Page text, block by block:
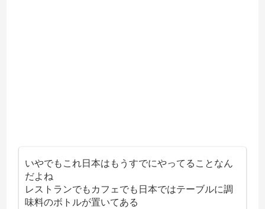
いやでもこれ日本はもうすでにやってることなん
だよね
レストランでもカフェでも日本ではテーブルに調
味料のボトルが置いてある